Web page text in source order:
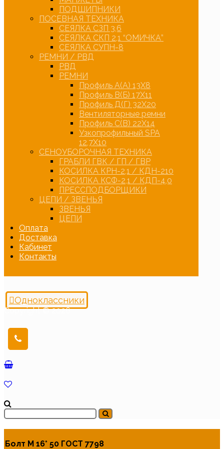
ПОДШИПНИКИ
ПОСЕВНАЯ ТЕХНИКА
СЕЯЛКА СЗП 3,6
СЕЯЛКА СКП 2,1 “ОМИЧКА”
СЕЯЛКА СУПН-8
РЕМНИ / РВД
РВД
РЕМНИ
Профиль А(А) 13Х8
Профиль В(Б) 17Х11
Профиль Д(Г) 32Х20
Вентиляторные ремни
Профиль С(В) 22Х14
Узкопрофильный SPA
12,7Х10
СЕНОУБОРОЧНАЯ ТЕХНИКА
ГРАБЛИ ГВК / ГП / ГВР
КОСИЛКА КРН-2,1 / КДН-210
КОСИЛКА КСФ-2,1 / КДП-4,0
ПРЕССПОДБОРЩИКИ
ЦЕПИ / ЗВЕНЬЯ
ЗВЕНЬЯ
ЦЕПИ
Оплата
Доставка
Кабинет
Контакты
Одноклассники
Copyright © 2026
Болт М 16* 50 ГОСТ 7798